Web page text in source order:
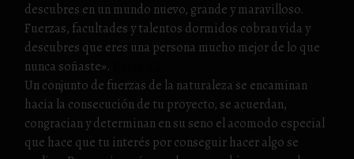
descubres en un mundo nuevo, grande y maravilloso.
Fuerzas, facultades y talentos dormidos cobran vida y
descubres que eres una persona mucho mejor de lo que
nunca soñaste».
Un conjunto de fuerzas de la naturaleza se encaminan
hacia la consecución de tu proyecto, se acuerdan,
congracian y determinan en su seno el acomodo especial
que hace que tu interés por conseguir hacer algo se